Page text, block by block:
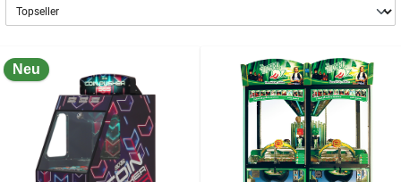
Neu